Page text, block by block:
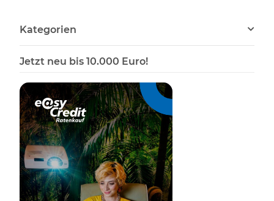
Kategorien
Jetzt neu bis 10.000 Euro!